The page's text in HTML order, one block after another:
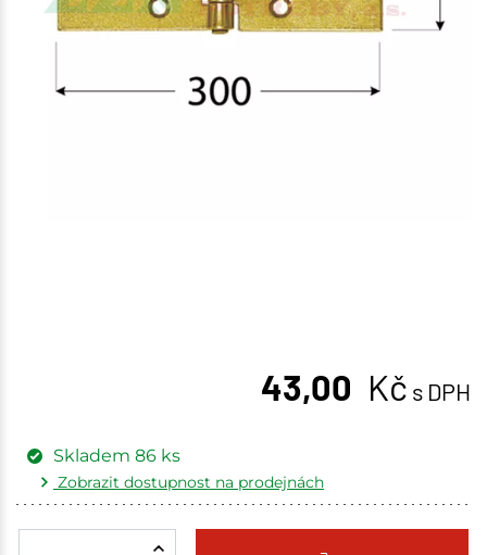
43,00 Kč s DPH
Skladem 86 ks
Zobrazit dostupnost na prodejnách